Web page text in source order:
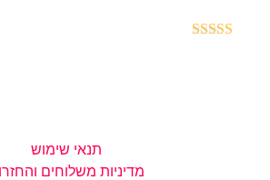
תנאי שימוש
מדיניות משלוחים והחזרות